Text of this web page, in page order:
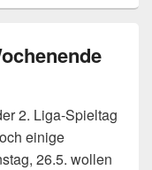
2. Liga-Spieltag
einige
26.5. wollen